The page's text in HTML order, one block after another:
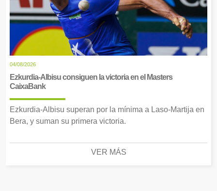
04/08/2026
Ezkurdia-Albisu consiguen la victoria en el Masters
CaixaBank
Ezkurdia-Albisu superan por la mínima a Laso-Martija en
Bera, y suman su primera victoria.
VER MÁS